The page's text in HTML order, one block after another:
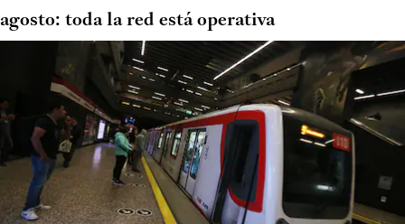
agosto: toda la red está operativa